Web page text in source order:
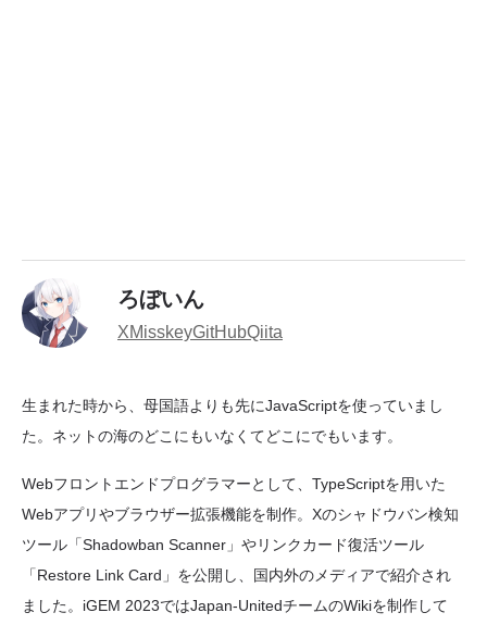
ろぼいん
XMisskeyGitHubQiita
生まれた時から、母国語よりも先にJavaScriptを使っていまし
た。ネットの海のどこにもいなくてどこにでもいます。
Webフロントエンドプログラマーとして、TypeScriptを用いた
Webアプリやブラウザー拡張機能を制作。Xのシャドウバン検知
ツール「Shadowban Scanner」やリンクカード復活ツール
「Restore Link Card」を公開し、国内外のメディアで紹介され
ました。iGEM 2023ではJapan-UnitedチームのWikiを制作して